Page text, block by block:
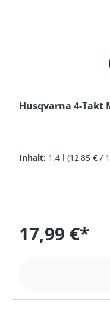
Husqvarna 4-Takt
Inhalt: 1.4 l (12,85 € /
17,99 €*